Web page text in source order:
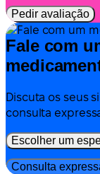
Pedir avaliação
Fale com
Discuta os seus
consulta
Escolher um
Consulta